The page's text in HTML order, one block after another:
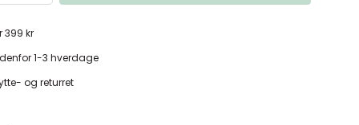
399 kr
1-3 hverdage
og returret